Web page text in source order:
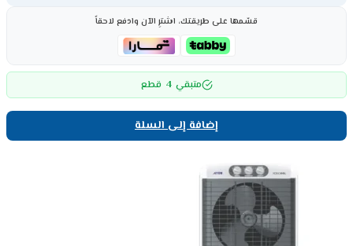
قسّمها على طريقتك، اشترِ الآن وادفع لاحقاً
متبقي 4 قطع
إضافة إلى السلة